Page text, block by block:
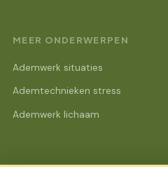
MEER ONDERWERPEN
Ademwerk situaties
Ademtechnieken stress
Ademwerk lichaam